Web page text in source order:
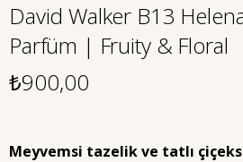
David Walker B13
Parfüm | Fruity & Floral
₺900,00
Meyvemsi tazelik ve tatlı